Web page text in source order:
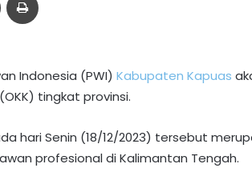
Indonesia (PWI) Kabupaten Kapuas
tingkat provinsi.
hari Senin (18/12/2023) tersebut
profesional di Kalimantan Tengah.